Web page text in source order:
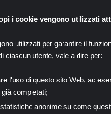
i cookie vengono utilizzati
utilizzati per garantire il
ciascun utente, vale a dire per:
l'uso di questo sito Web, ad
completati;
anonime su come